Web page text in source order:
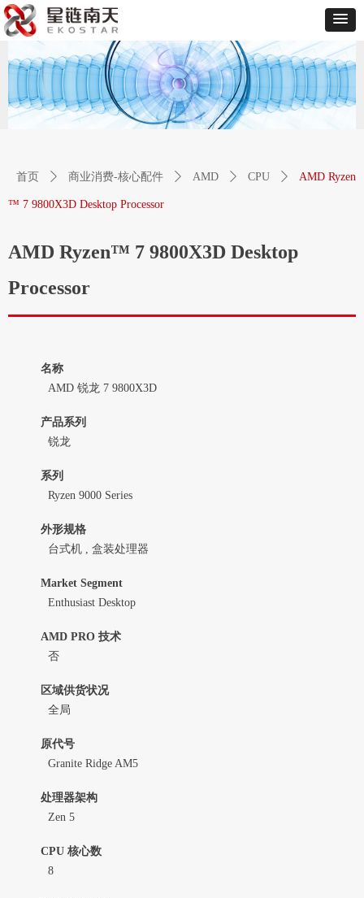
首页 ꄲ 商业消费-核心配件 ꄲ AMD ꄲ CPU ꄲ AMD Ryzen
™ 7 9800X3D Desktop Processor
AMD Ryzen™ 7 9800X3D Desktop
Processor
名称
AMD 锐龙 7 9800X3D
产品系列
锐龙
系列
Ryzen 9000 Series
外形规格
台式机 , 盒装处理器
Market Segment
Enthusiast Desktop
AMD PRO 技术
否
区域供货状况
全局
原代号
Granite Ridge AM5
处理器架构
Zen 5
CPU 核心数
8